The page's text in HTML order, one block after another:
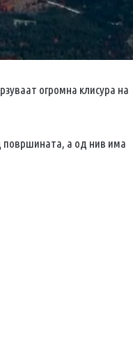
огромна клисура на
површината, а од нив има